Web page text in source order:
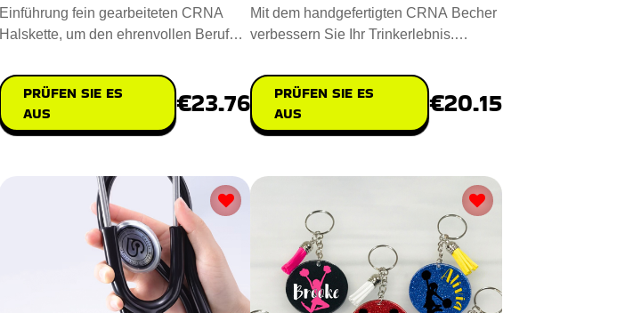
Einführung fein gearbeiteten CRNA
Halskette, um den ehrenvollen Beruf
PRÜFEN SIE ES
AUS
€23.76
Mit dem handgefertigten CRNA Becher
verbessern Sie Ihr Trinkerlebnis.
PRÜFEN SIE ES
AUS
€20.15